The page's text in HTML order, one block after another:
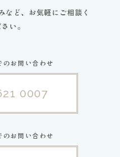
など、お気軽にご相談く
い。
のお問い合わせ
0007
のお問い合わせ